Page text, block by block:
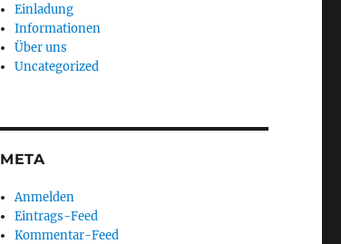
Einladung
Informationen
Über uns
Uncategorized
META
Anmelden
Eintrags-Feed
Kommentar-Feed